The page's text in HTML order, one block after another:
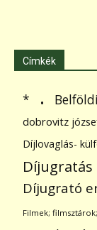
Címkék
* .
dobrovitz
Díjlovaglás-
Díjugrató
Filmek;